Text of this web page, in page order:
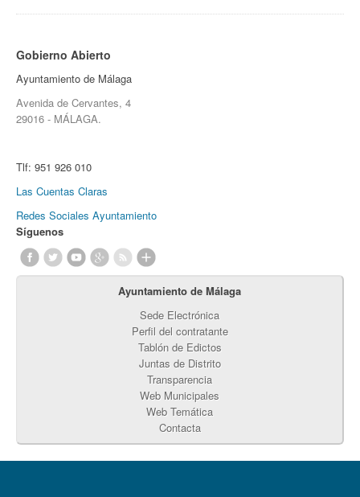
Gobierno Abierto
Ayuntamiento de Málaga
Avenida de Cervantes, 4
29016 - MÁLAGA.
Tlf: 951 926 010
Las Cuentas Claras
Redes Sociales Ayuntamiento
Síguenos
Ayuntamiento de Málaga
Sede Electrónica
Perfil del contratante
Tablón de Edictos
Juntas de Distrito
Transparencia
Web Municipales
Web Temática
Contacta